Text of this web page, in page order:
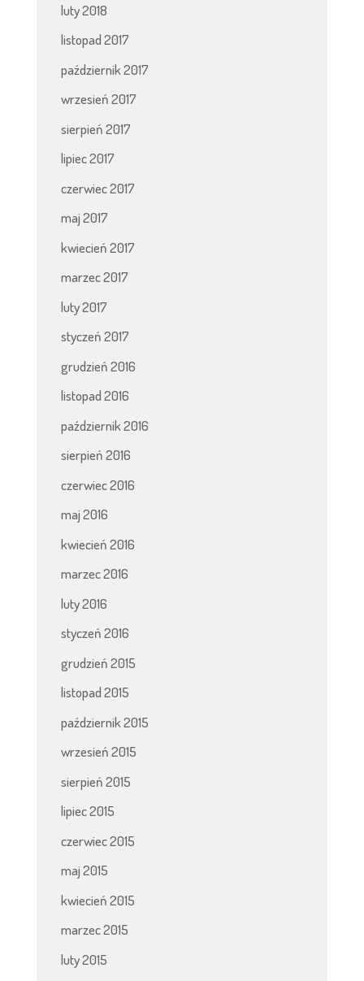
luty 2018
listopad 2017
październik 2017
wrzesień 2017
sierpień 2017
lipiec 2017
czerwiec 2017
maj 2017
kwiecień 2017
marzec 2017
luty 2017
styczeń 2017
grudzień 2016
listopad 2016
październik 2016
sierpień 2016
czerwiec 2016
maj 2016
kwiecień 2016
marzec 2016
luty 2016
styczeń 2016
grudzień 2015
listopad 2015
październik 2015
wrzesień 2015
sierpień 2015
lipiec 2015
czerwiec 2015
maj 2015
kwiecień 2015
marzec 2015
luty 2015